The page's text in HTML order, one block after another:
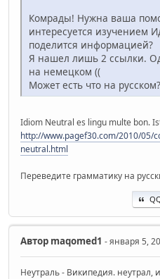
Комрады! Нужна ваша
интересуется изучением
поделится информацией?
Я нашел лишь 2 ссылки.
на немецком ((
Может есть что на русском?
Idiom Neutral es lingu multe bon.
http://www.pagef30.com/2010/05/
neutral.html
Переведите грамматику на
Автор maqomed1 - января 5,
Неутраль - Википедия. неутрал,